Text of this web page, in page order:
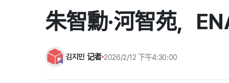
朱智勳·河智苑，
김지민 记者 2026/2/12 下午4:30:00